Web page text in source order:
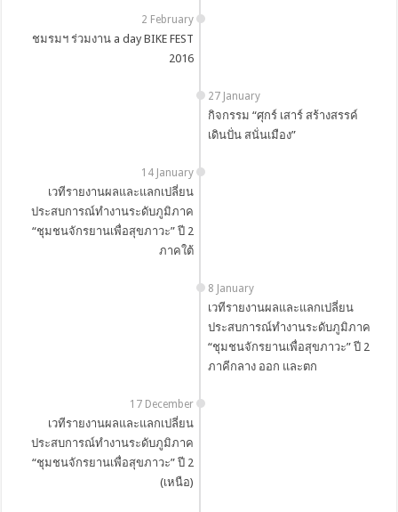
2 February
ชมรมฯ ร่วมงาน a day BIKE FEST
2016
27 January
กิจกรรม “ศุกร์ เสาร์ สร้างสรรค์
เดินปั่น สนั่นเมือง”
14 January
เวทีรายงานผลและแลกเปลี่ยน
ประสบการณ์ทำงานระดับภูมิภาค
“ชุมชนจักรยานเพื่อสุขภาวะ” ปี 2
ภาคใต้
8 January
เวทีรายงานผลและแลกเปลี่ยน
ประสบการณ์ทำงานระดับภูมิภาค
“ชุมชนจักรยานเพื่อสุขภาวะ” ปี 2
ภาคีกลาง ออก และตก
17 December
เวทีรายงานผลและแลกเปลี่ยน
ประสบการณ์ทำงานระดับภูมิภาค
“ชุมชนจักรยานเพื่อสุขภาวะ” ปี 2
(เหนือ)